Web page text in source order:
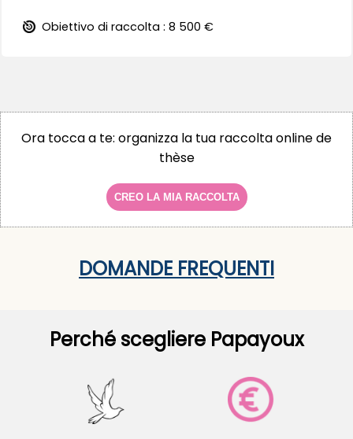
Obiettivo di raccolta : 8 500 €
Ora tocca a te: organizza la tua raccolta online de
thèse
CREO LA MIA RACCOLTA
DOMANDE FREQUENTI
Perché scegliere Papayoux